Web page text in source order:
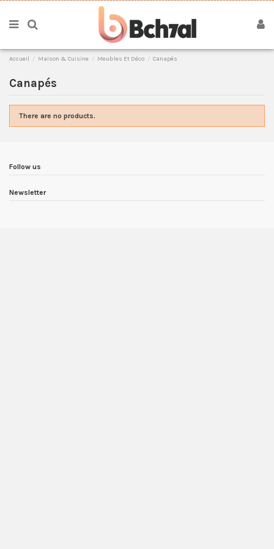
Accueil Maison & Cuisine Meubles Et Déco Canapés
Canapés
There are no products.
Follow us
Newsletter